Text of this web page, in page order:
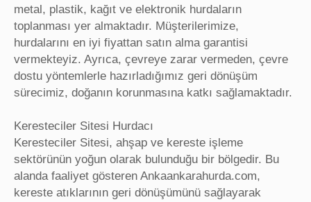
metal, plastik, kağıt ve elektronik hurdaların
toplanması yer almaktadır. Müşterilerimize,
hurdalarını en iyi fiyattan satın alma garantisi
vermekteyiz. Ayrıca, çevreye zarar vermeden, çevre
dostu yöntemlerle hazırladığımız geri dönüşüm
sürecimiz, doğanın korunmasına katkı sağlamaktadır.
Keresteciler Sitesi Hurdacı
Keresteciler Sitesi, ahşap ve kereste işleme
sektörünün yoğun olarak bulunduğu bir bölgedir. Bu
alanda faaliyet gösteren Ankaankarahurda.com,
kereste atıklarının geri dönüşümünü sağlayarak